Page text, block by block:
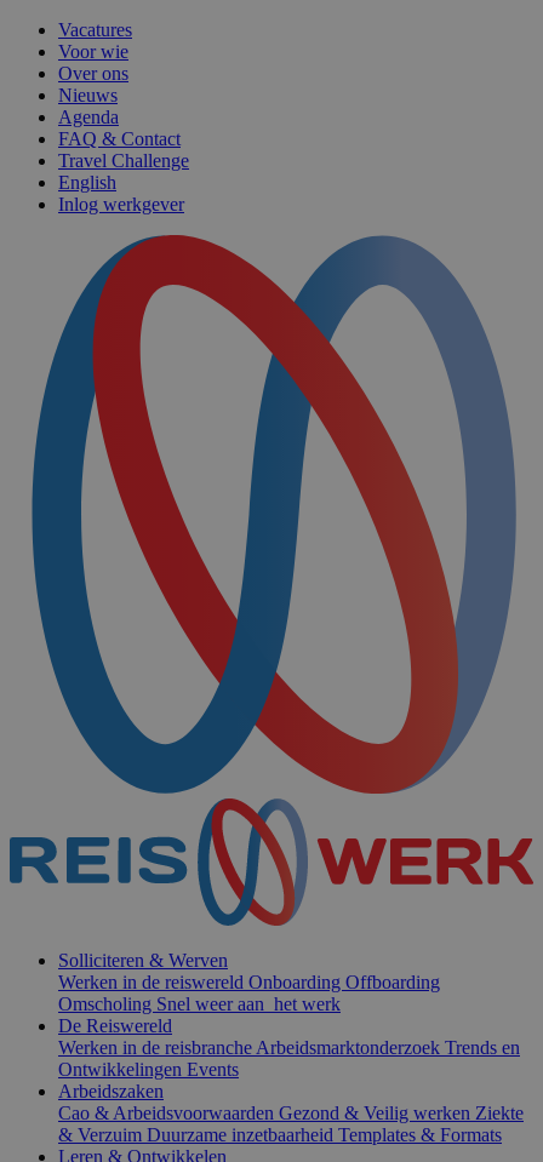
Vacatures
Voor wie
Over ons
Nieuws
Agenda
FAQ & Contact
Travel Challenge
English
Inlog werkgever
Solliciteren & Werven
Werken in de reiswereld Onboarding Offboarding
Omscholing Snel weer aan het werk
De Reiswereld
Werken in de reisbranche Arbeidsmarktonderzoek Trends en
Ontwikkelingen Events
Arbeidszaken
Cao & Arbeidsvoorwaarden Gezond & Veilig werken Ziekte
& Verzuim Duurzame inzetbaarheid Templates & Formats
Leren & Ontwikkelen